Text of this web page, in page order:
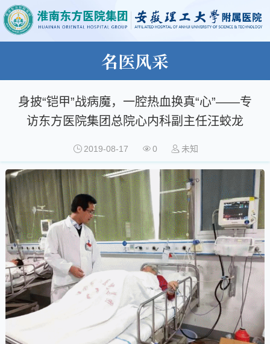
名医风采
身披“铠甲”战病魔，一腔热血换真“心”——专
访东方医院集团总院心内科副主任汪蛟龙
2019-08-17 0 未知